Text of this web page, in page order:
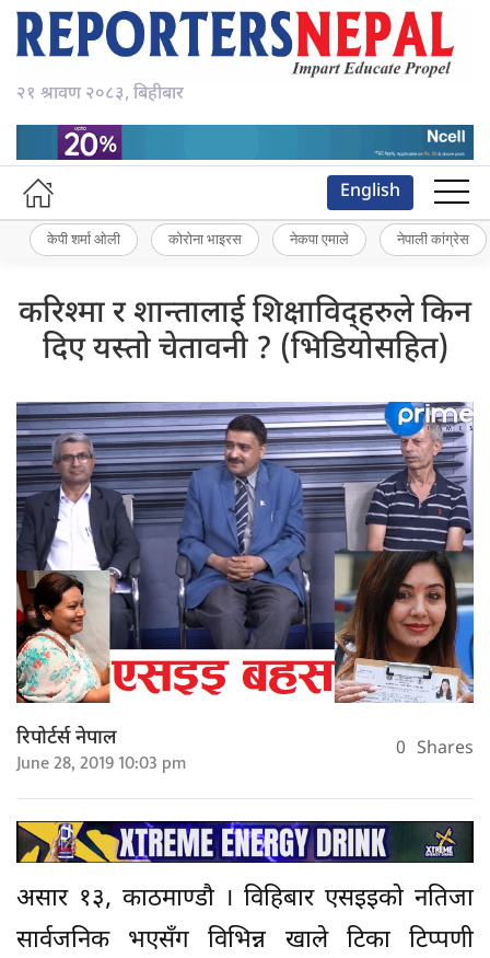
२१ श्रावण २०८३, बिहीबार
English
केपी शर्मा ओली कोरोना भाइरस नेकपा एमाले नेपाली कांग्रेस
करिश्मा र शान्तालाई शिक्षाविद्हरुले किन
दिए यस्तो चेतावनी ? (भिडियोसहित)
रिपोर्टर्स नेपाल
June 28, 2019 10:03 pm 0 Shares
असार १३, काठमाण्डौ । विहिबार एसइइको नतिजा
सार्वजनिक भएसँग विभिन्न खाले टिका टिप्पणी